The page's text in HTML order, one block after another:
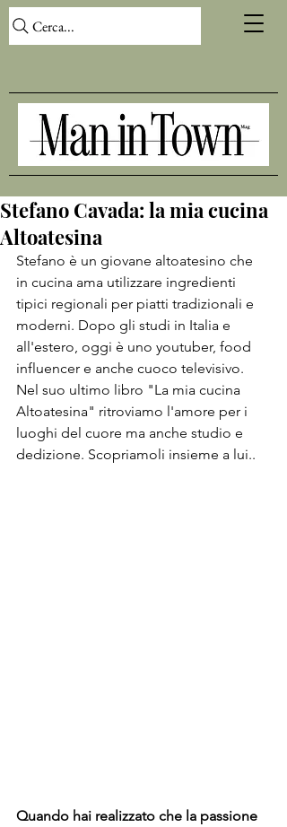
Cerca...
Stefano Cavada: la mia cucina
Altoatesina
Stefano è un giovane altoatesino che
in cucina ama utilizzare ingredienti
tipici regionali per piatti tradizionali e
moderni. Dopo gli studi in Italia e
all'estero, oggi è uno youtuber, food
influencer e anche cuoco televisivo.
Nel suo ultimo libro "La mia cucina
Altoatesina" ritroviamo l'amore per i
luoghi del cuore ma anche studio e
dedizione. Scopriamoli insieme a lui..
Quando hai realizzato che la passione